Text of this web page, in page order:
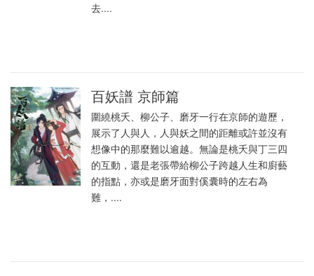
去....
百妖譜 京師篇
圍繞桃夭、柳公子、磨牙一行在京師的遊歷，
展示了人與人，人與妖之間的距離或許並沒有
想像中的那麼難以逾越。無論是桃夭與丁三四
的互動，還是老張帶給柳公子跨越人生和廚藝
的指點，亦或是磨牙面對傒囊時的左右為
難，....